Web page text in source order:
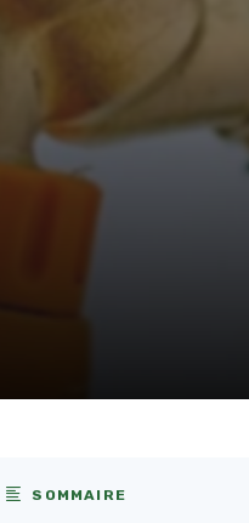
SOMMAIRE